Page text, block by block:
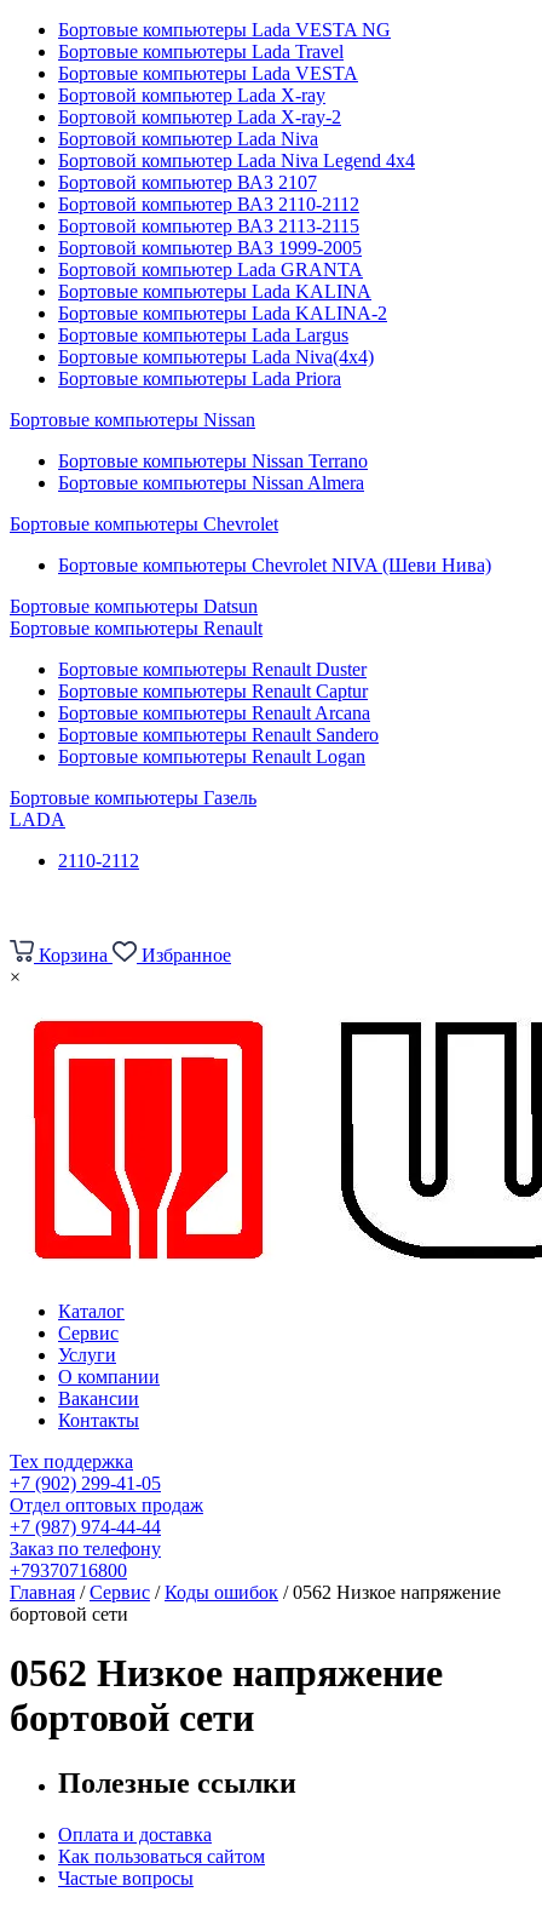
Бортовые компьютеры Lada VESTA NG
Бортовые компьютеры Lada Travel
Бортовые компьютеры Lada VESTA
Бортовой компьютер Lada X-ray
Бортовой компьютер Lada X-ray-2
Бортовой компьютер Lada Niva
Бортовой компьютер Lada Niva Legend 4х4
Бортовой компьютер ВАЗ 2107
Бортовой компьютер ВАЗ 2110-2112
Бортовой компьютер ВАЗ 2113-2115
Бортовой компьютер ВАЗ 1999-2005
Бортовой компьютер Lada GRANTA
Бортовые компьютеры Lada KALINA
Бортовые компьютеры Lada KALINA-2
Бортовые компьютеры Lada Largus
Бортовые компьютеры Lada Niva(4x4)
Бортовые компьютеры Lada Priora
Бортовые компьютеры Nissan
Бортовые компьютеры Nissan Terrano
Бортовые компьютеры Nissan Almera
Бортовые компьютеры Chevrolet
Бортовые компьютеры Chevrolet NIVA (Шеви Нива)
Бортовые компьютеры Datsun
Бортовые компьютеры Renault
Бортовые компьютеры Renault Duster
Бортовые компьютеры Renault Captur
Бортовые компьютеры Renault Arcana
Бортовые компьютеры Renault Sandero
Бортовые компьютеры Renault Logan
Бортовые компьютеры Газель
LADA
2110-2112
Корзина
Избранное
×
Каталог
Сервис
Услуги
О компании
Вакансии
Контакты
Тех поддержка
+7 (902) 299-41-05
Отдел оптовых продаж
+7 (987) 974-44-44
Заказ по телефону
+79370716800
Главная /Сервис /Коды ошибок /0562 Низкое напряжение
бортовой сети
0562 Низкое напряжение
бортовой сети
Полезные ссылки
Оплата и доставка
Как пользоваться сайтом
Частые вопросы